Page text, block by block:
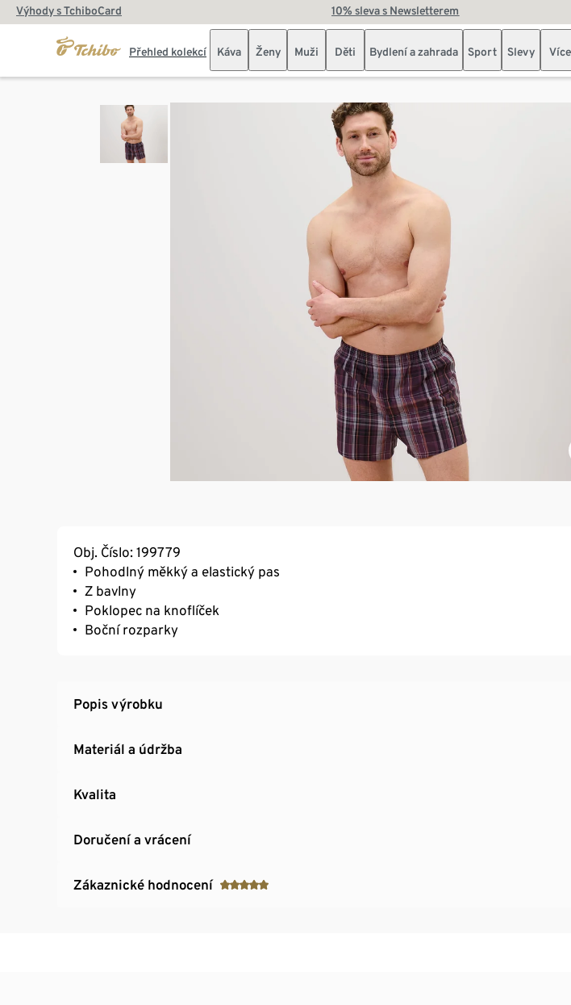
Výhody s TchiboCard 10% sleva s Newsletterem
Přehled kolekcí Káva Ženy Muži Děti Bydlení a zahrada Sport Slevy Více
Obj. Číslo: 199779
Pohodlný měkký a elastický pas
Z bavlny
Poklopec na knoflíček
Boční rozparky
Popis výrobku
Materiál a údržba
Kvalita
Doručení a vrácení
Zákaznické hodnocení